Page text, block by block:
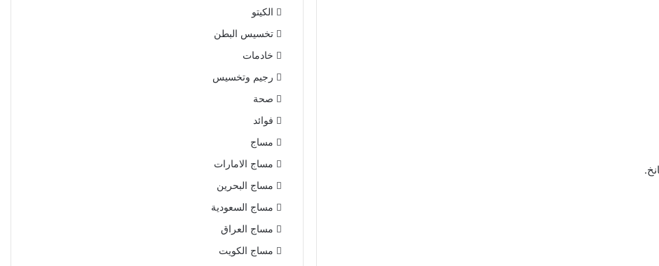
الكيتو
تخسيس البطن
خادمات
رجيم وتخسيس
صحة
فوائد
مساج
مساج الامارات
مساج البحرين
مساج السعودية
مساج العراق
مساج الكويت